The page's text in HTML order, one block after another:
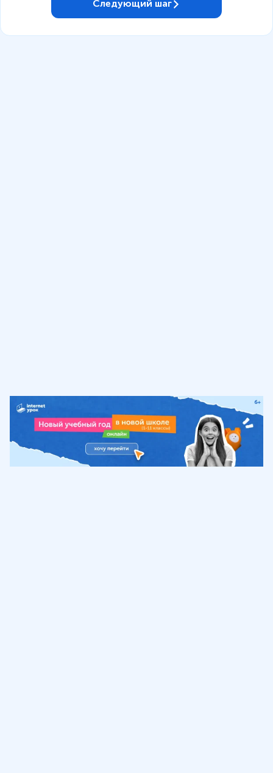
Следующий шаг